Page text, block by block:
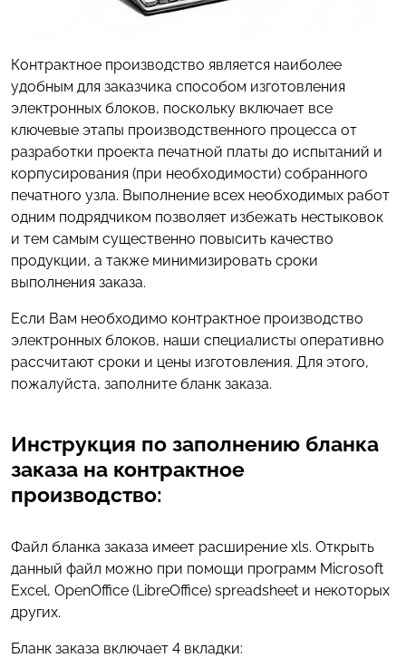
Контрактное производство является наиболее
удобным для заказчика способом изготовления
электронных блоков, поскольку включает все
ключевые этапы производственного процесса от
разработки проекта печатной платы до испытаний и
корпусирования (при необходимости) собранного
печатного узла. Выполнение всех необходимых работ
одним подрядчиком позволяет избежать нестыковок
и тем самым существенно повысить качество
продукции, а также минимизировать сроки
выполнения заказа.
Если Вам необходимо контрактное производство
электронных блоков, наши специалисты оперативно
рассчитают сроки и цены изготовления. Для этого,
пожалуйста, заполните бланк заказа.
Инструкция по заполнению бланка
заказа на контрактное
производство:
Файл бланка заказа имеет расширение xls. Открыть
данный файл можно при помощи программ Microsoft
Excel, OpenOffice (LibreOffice) spreadsheet и некоторых
других.
Бланк заказа включает 4 вкладки: